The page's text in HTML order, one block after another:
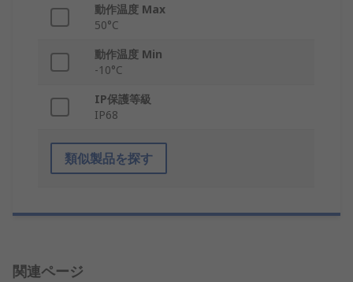
動作温度 Max
50°C
動作温度 Min
-10°C
IP保護等級
IP68
類似製品を探す
関連ページ